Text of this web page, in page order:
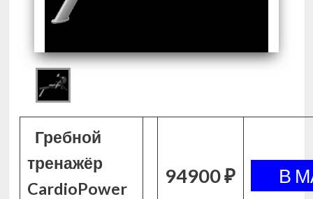
Гребной
тренажёр
CardioPower
94900 ₽